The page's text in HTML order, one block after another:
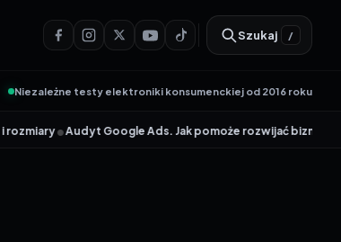
Szukaj /
Niezależne testy elektroniki konsumenckiej od 2016 roku
•Audyt Google Ads. Jak pomoże rozwijać biznes?•TP-Link